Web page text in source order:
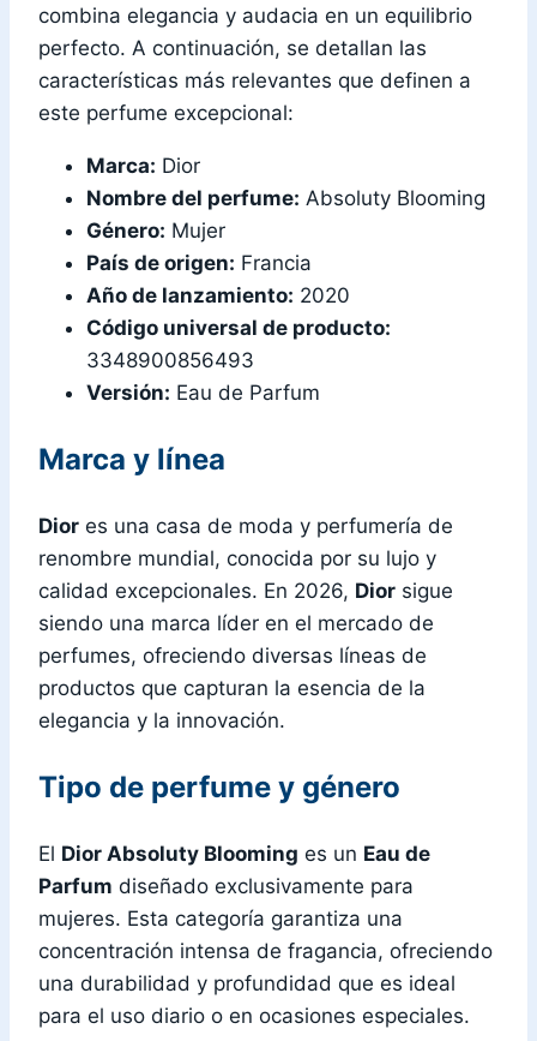
combina elegancia y audacia en un equilibrio
perfecto. A continuación, se detallan las
características más relevantes que definen a
este perfume excepcional:
Marca: Dior
Nombre del perfume: Absoluty Blooming
Género: Mujer
País de origen: Francia
Año de lanzamiento: 2020
Código universal de producto:
3348900856493
Versión: Eau de Parfum
Marca y línea
Dior es una casa de moda y perfumería de
renombre mundial, conocida por su lujo y
calidad excepcionales. En 2026, Dior sigue
siendo una marca líder en el mercado de
perfumes, ofreciendo diversas líneas de
productos que capturan la esencia de la
elegancia y la innovación.
Tipo de perfume y género
El Dior Absoluty Blooming es un Eau de
Parfum diseñado exclusivamente para
mujeres. Esta categoría garantiza una
concentración intensa de fragancia, ofreciendo
una durabilidad y profundidad que es ideal
para el uso diario o en ocasiones especiales.